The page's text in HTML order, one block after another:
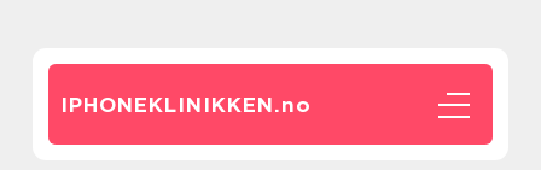
IPHONEKLINIKKEN.no